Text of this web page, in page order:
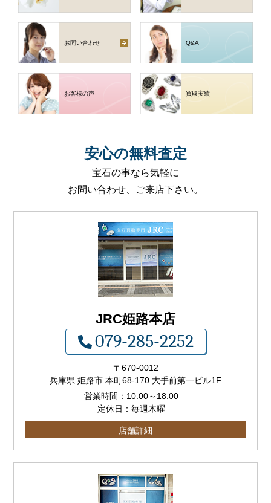
お問い合わせ Q&A
お客様の声 買取実績
安心の無料査定
宝石の事なら気軽に
お問い合わせ、ご来店下さい。
JRC姫路本店
079-285-2252
〒 670-0012
兵庫県 姫路市 本町68-170 大手前第一ビル1F
営業時間： 10:00～ 18:00
定休日：毎週木曜
店舗詳細